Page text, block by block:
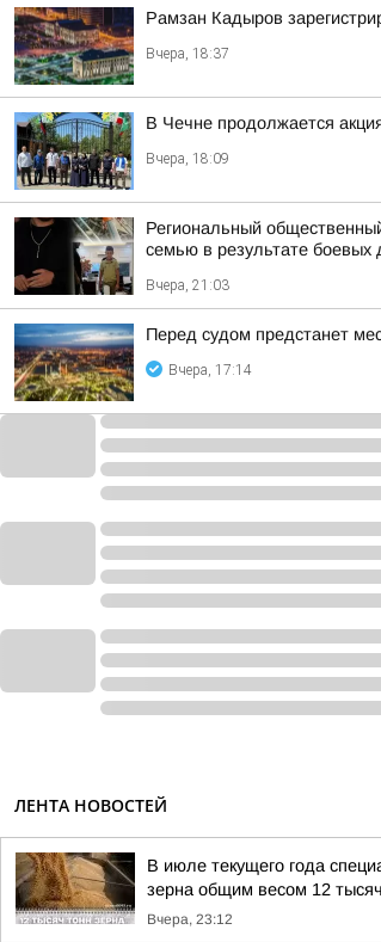
Рамзан Кадыров
Вчера, 18:37
В Чечне продолжается
Вчера, 18:09
Региональный
семью в результате боевых
Вчера, 21:03
Перед судом предстанет
Вчера, 17:14
ЛЕНТА НОВОСТЕЙ
В июле текущего года
зерна общим весом 12
Вчера, 23:12